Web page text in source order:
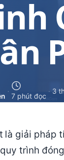
·
7 phút đọc
· 3
là giải pháp
trình